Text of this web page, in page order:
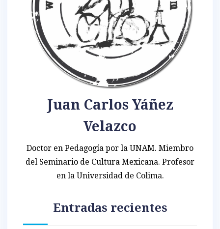
Juan Carlos Yáñez
Velazco
Doctor en Pedagogía por la UNAM. Miembro
del Seminario de Cultura Mexicana. Profesor
en la Universidad de Colima.
Entradas recientes